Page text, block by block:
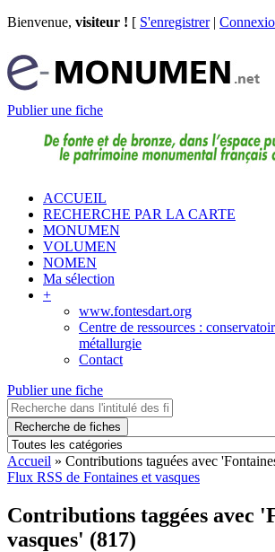
Bienvenue, visiteur ! [ S'enregistrer|
Publier une fiche
ACCUEIL
RECHERCHE PAR LA CARTE
MONUMEN
VOLUMEN
NOMEN
Ma sélection
+
www.fontesdart.org
Centre de ressources :
métallurgie
Contact
Publier une fiche
Recherche de fiches
Accueil » Contributions taguées avec
Flux RSS de Fontaines et vasques
Contributions taggées avec
vasques' (817)